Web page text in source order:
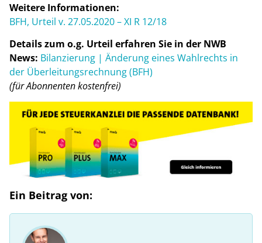
Weitere Informationen:
BFH, Urteil v. 27.05.2020 – XI R 12/18
Details zum o.g. Urteil erfahren Sie in der NWB
News: Bilanzierung | Änderung eines Wahlrechts in
der Überleitungsrechnung (BFH)
(für Abonnenten kostenfrei)
Ein Beitrag von: